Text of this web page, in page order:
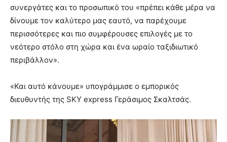
συνεργάτες και το προσωπικό του «πρέπει κάθε μέρα να
δίνουμε τον καλύτερο μας εαυτό, να παρέχουμε
περισσότερες και πιο συμφέρουσες επιλογές με το
νεότερο στόλο στη χώρα και ένα ωραίο ταξιδιωτικό
περιβάλλον».
«Και αυτό κάνουμε» υπογράμμισε ο εμπορικός
διευθυντής της SKY express Γεράσιμος Σκαλτσάς.